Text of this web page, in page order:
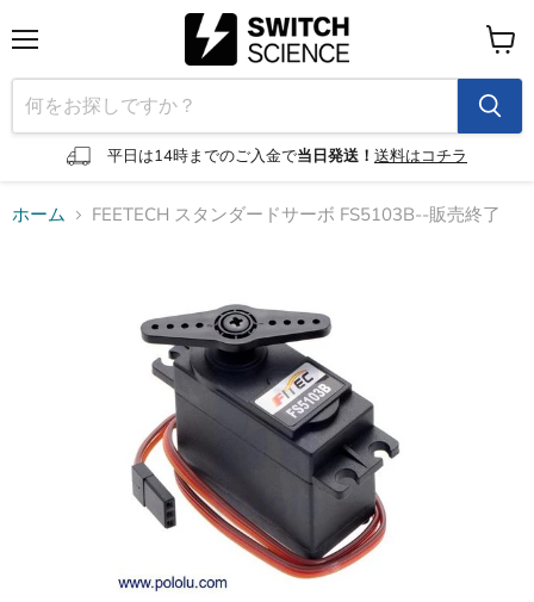
ニ
ュ
ー
平日は14時までのご入金で当日発送！ 送料はコチラ
カ
ー
ト
を
見
ホーム FEETECH スタンダードサーボ FS5103B--販売終了